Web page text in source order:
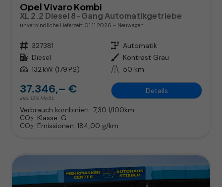
Opel Vivaro Kombi
XL 2.2 Diesel 8-Gang Automatikgetriebe
unverbindliche Lieferzeit: 01.11.2026 Neuwagen
Fahrzeugnr. 327381 Getriebe Automatik
Kraftstoff Diesel Außenfarbe Kontrast Grau
Leistung 132 kW (179 PS) Kilometerstand 50 km
37.346,– €
incl. 19% MwSt.
Details
Verbrauch kombiniert: 7,30 l/100km
CO2-Klasse: G
CO2-Emissionen: 184,00 g/km